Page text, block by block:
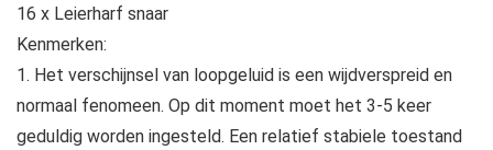
16 x Leierharf snaar
Kenmerken:
1. Het verschijnsel van loopgeluid is een wijdverspreid en
normaal fenomeen. Op dit moment moet het 3-5 keer
geduldig worden ingesteld. Een relatief stabiele toestand